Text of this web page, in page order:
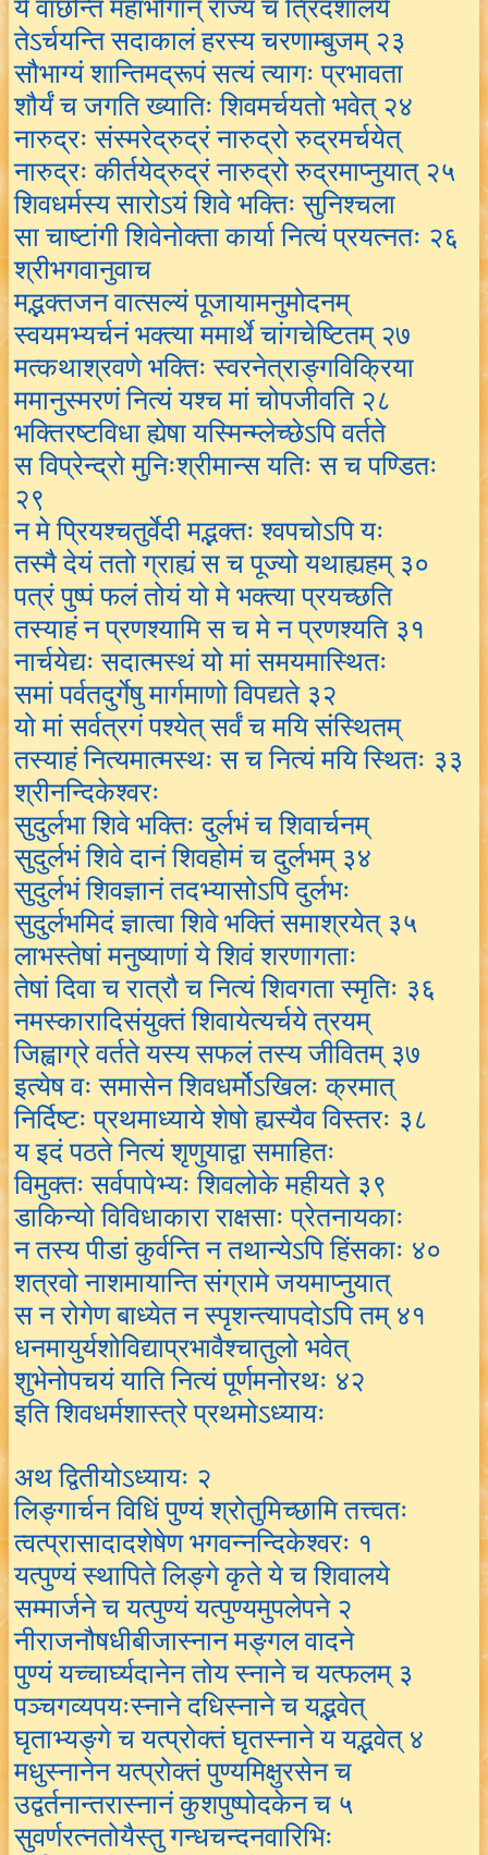
ये वांछन्ति महाभोगान् राज्यं च त्रिदशालये
तेऽर्चयन्ति सदाकालं हरस्य चरणाम्बुजम् २३
सौभाग्यं शान्तिमद्रूपं सत्यं त्यागः प्रभावता
शौर्यं च जगति ख्यातिः शिवमर्चयतो भवेत् २४
नारुद्रः संस्मरेद्रुद्रं नारुद्रो रुद्रमर्चयेत्
नारुद्रः कीर्तयेद्रुद्रं नारुद्रो रुद्रमाप्नुयात् २५
शिवधर्मस्य सारोऽयं शिवे भक्तिः सुनिश्चला
सा चाष्टांगी शिवेनोक्ता कार्या नित्यं प्रयत्नतः २६
श्रीभगवानुवाच
मद्भक्तजन वात्सल्यं पूजायामनुमोदनम्
स्वयमभ्यर्चनं भक्त्या ममार्थे चांगचेष्टितम् २७
मत्कथाश्रवणे भक्तिः स्वरनेत्राङ्गविक्रिया
ममानुस्मरणं नित्यं यश्च मां चोपजीवति २८
भक्तिरष्टविधा ह्येषा यस्मिन्म्लेच्छेऽपि वर्तते
स विप्रेन्द्रो मुनिःश्रीमान्स यतिः स च पण्डितः
२९
न मे प्रियश्चतुर्वेदी मद्भक्तः श्वपचोऽपि यः
तस्मै देयं ततो ग्राह्यं स च पूज्यो यथाह्यहम् ३०
पत्रं पुष्पं फलं तोयं यो मे भक्त्या प्रयच्छति
तस्याहं न प्रणश्यामि स च मे न प्रणश्यति ३१
नार्चयेद्यः सदात्मस्थं यो मां समयमास्थितः
समां पर्वतदुर्गेषु मार्गमाणो विपद्यते ३२
यो मां सर्वत्रगं पश्येत् सर्वं च मयि संस्थितम्
तस्याहं नित्यमात्मस्थः स च नित्यं मयि स्थितः ३३
श्रीनन्दिकेश्वरः
सुदुर्लभा शिवे भक्तिः दुर्लभं च शिवार्चनम्
सुदुर्लभं शिवे दानं शिवहोमं च दुर्लभम् ३४
सुदुर्लभं शिवज्ञानं तदभ्यासोऽपि दुर्लभः
सुदुर्लभमिदं ज्ञात्वा शिवे भक्तिं समाश्रयेत् ३५
लाभस्तेषां मनुष्याणां ये शिवं शरणागताः
तेषां दिवा च रात्रौ च नित्यं शिवगता स्मृतिः ३६
नमस्कारादिसंयुक्तं शिवायेत्यर्चये त्रयम्
जिह्वाग्रे वर्तते यस्य सफलं तस्य जीवितम् ३७
इत्येष वः समासेन शिवधर्मोऽखिलः क्रमात्
निर्दिष्टः प्रथमाध्याये शेषो ह्यस्यैव विस्तरः ३८
य इदं पठते नित्यं शृणुयाद्वा समाहितः
विमुक्तः सर्वपापेभ्यः शिवलोके महीयते ३९
डाकिन्यो विविधाकारा राक्षसाः प्रेतनायकाः
न तस्य पीडां कुर्वन्ति न तथान्येऽपि हिंसकाः ४०
शत्रवो नाशमायान्ति संग्रामे जयमाप्नुयात्
स न रोगेण बाध्येत न स्पृशन्त्यापदोऽपि तम् ४१
धनमायुर्यशोविद्याप्रभावैश्चातुलो भवेत्
शुभेनोपचयं याति नित्यं पूर्णमनोरथः ४२
इति शिवधर्मशास्त्रे प्रथमोऽध्यायः
अथ द्वितीयोऽध्यायः २
लिङ्गार्चन विधिं पुण्यं श्रोतुमिच्छामि तत्त्वतः
त्वत्प्रासादादशेषेण भगवन्नन्दिकेश्वरः १
यत्पुण्यं स्थापिते लिङ्गे कृते ये च शिवालये
सम्मार्जने च यत्पुण्यं यत्पुण्यमुपलेपने २
नीराजनौषधीबीजास्नान मङ्गल वादने
पुण्यं यच्चार्घ्यदानेन तोय स्नाने च यत्फलम् ३
पञ्चगव्यपयःस्नाने दधिस्नाने च यद्भवेत्
घृताभ्यङ्गे च यत्प्रोक्तं घृतस्नाने य यद्भवेत् ४
मधुस्नानेन यत्प्रोक्तं पुण्यमिक्षुरसेन च
उद्वर्तनान्तरास्नानं कुशपुष्पोदकेन च ५
सुवर्णरत्नतोयैस्तु गन्धचन्दनवारिभिः